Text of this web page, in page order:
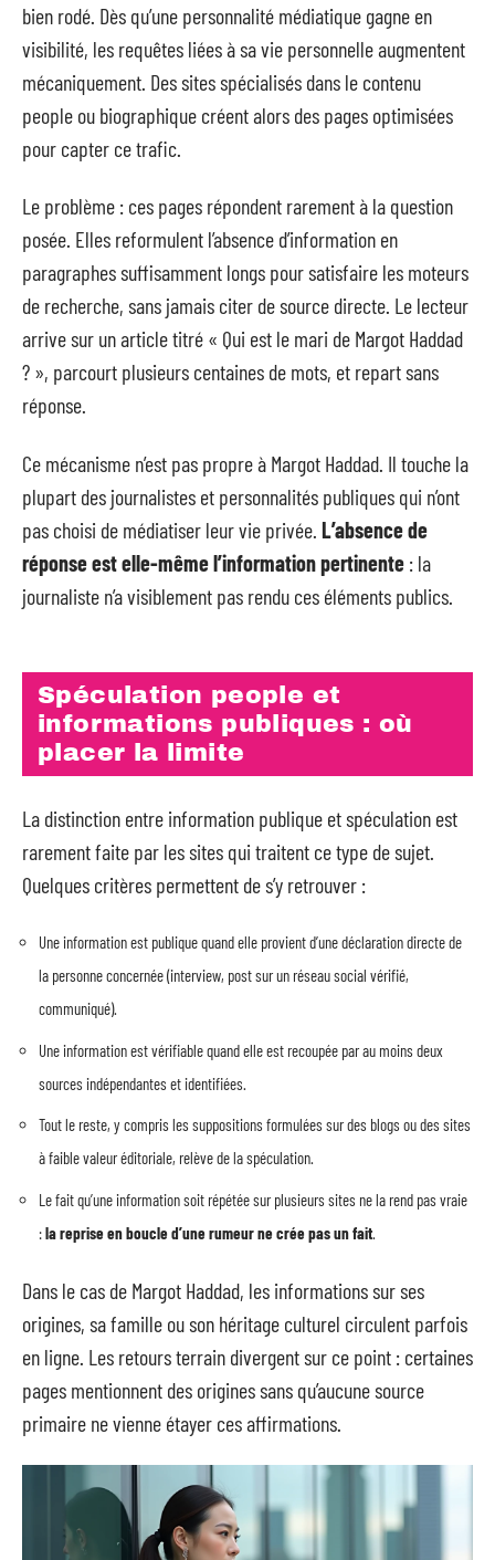
bien rodé. Dès qu’une personnalité médiatique gagne en
visibilité, les requêtes liées à sa vie personnelle augmentent
mécaniquement. Des sites spécialisés dans le contenu
people ou biographique créent alors des pages optimisées
pour capter ce trafic.
Le problème : ces pages répondent rarement à la question
posée. Elles reformulent l’absence d’information en
paragraphes suffisamment longs pour satisfaire les moteurs
de recherche, sans jamais citer de source directe. Le lecteur
arrive sur un article titré « Qui est le mari de Margot Haddad
? », parcourt plusieurs centaines de mots, et repart sans
réponse.
Ce mécanisme n’est pas propre à Margot Haddad. Il touche la
plupart des journalistes et personnalités publiques qui n’ont
pas choisi de médiatiser leur vie privée. L’absence de
réponse est elle-même l’information pertinente : la
journaliste n’a visiblement pas rendu ces éléments publics.
Spéculation people et
informations publiques : où
placer la limite
La distinction entre information publique et spéculation est
rarement faite par les sites qui traitent ce type de sujet.
Quelques critères permettent de s’y retrouver :
Une information est publique quand elle provient d’une déclaration directe de
la personne concernée (interview, post sur un réseau social vérifié,
communiqué).
Une information est vérifiable quand elle est recoupée par au moins deux
sources indépendantes et identifiées.
Tout le reste, y compris les suppositions formulées sur des blogs ou des sites
à faible valeur éditoriale, relève de la spéculation.
Le fait qu’une information soit répétée sur plusieurs sites ne la rend pas vraie
:la reprise en boucle d’une rumeur ne crée pas un fait
Dans le cas de Margot Haddad, les informations sur ses
origines, sa famille ou son héritage culturel circulent parfois
en ligne. Les retours terrain divergent sur ce point : certaines
pages mentionnent des origines sans qu’aucune source
primaire ne vienne étayer ces affirmations.